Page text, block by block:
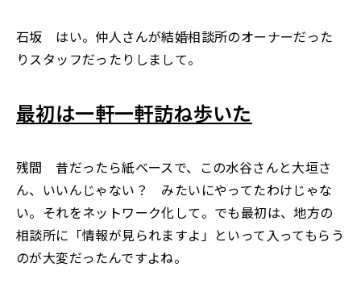
石坂 はい。仲人さんが結婚相談所のオーナーだった
りスタッフだったりしまして。
最初は一軒一軒訪ね歩いた
残間 昔だったら紙ベースで、この水谷さんと大垣さ
ん、いいんじゃない？ みたいにやってたわけじゃな
い。それをネットワーク化して。でも最初は、地方の
相談所に「情報が見られますよ」といって入ってもらう
のが大変だったんですよね。